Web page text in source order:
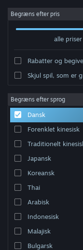
Log på
Om
Support
Skift sprog
Hent Steam-mobilappen
Vis desktop-webside
Begræns efter pris
alle priser
Rabatter og
Skjul spil, som er
Begræns efter sprog
Dansk
Forenklet kinesisk
Traditionelt
Japansk
Koreansk
Thai
Arabisk
Indonesisk
Malajisk
Bulgarsk
Udvikler: DMONG Co., Ltd.
Sorter efter Relevans
0 resultater matcher din
baseret på dine præferencer.